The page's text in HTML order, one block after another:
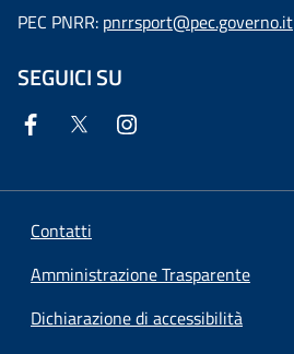
PEC PNRR: pnrrsport@pec.governo.it
SEGUICI SU
Contatti
Amministrazione Trasparente
Dichiarazione di accessibilità